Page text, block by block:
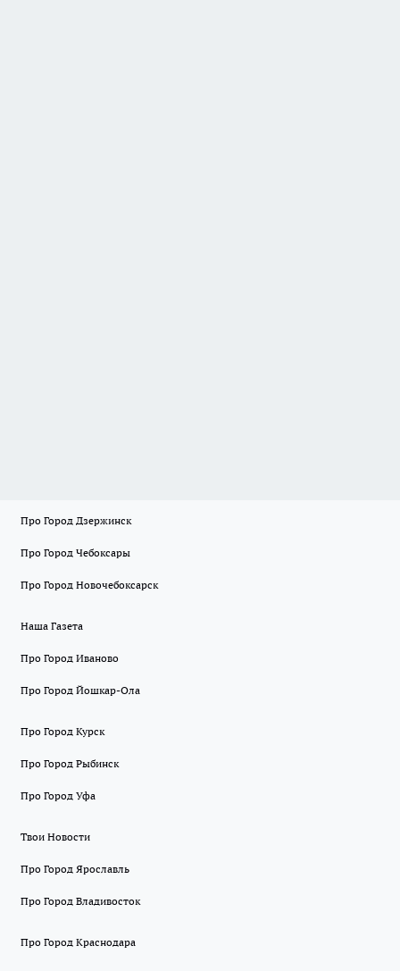
Про Город Дзержинск
Про Город Чебоксары
Про Город Новочебоксарск
Наша Газета
Про Город Иваново
Про Город Йошкар-Ола
Про Город Курск
Про Город Рыбинск
Про Город Уфа
Твои Новости
Про Город Ярославль
Про Город Владивосток
Про Город Краснодара